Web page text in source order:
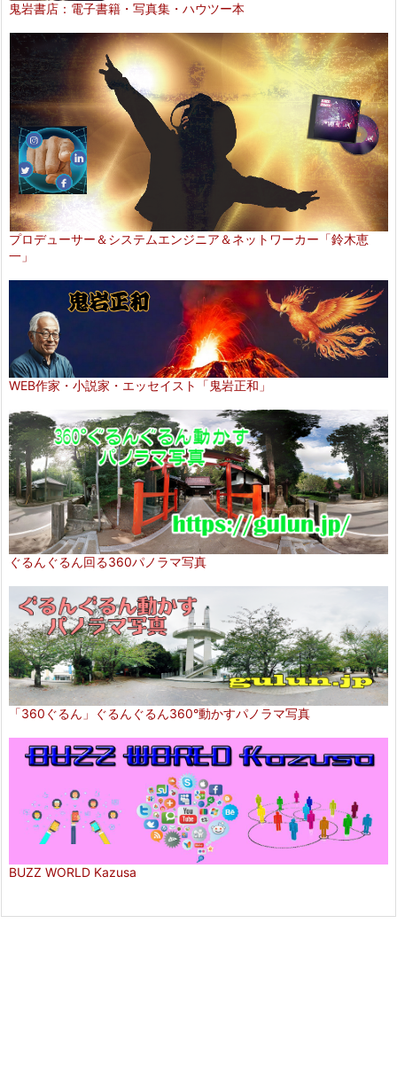
鬼岩書店：電子書籍・写真集・ハウツー本
プロデューサー＆システムエンジニア＆ネットワーカー「鈴木恵
一」
WEB作家・小説家・エッセイスト「鬼岩正和」
ぐるんぐるん回る360パノラマ写真
「360ぐるん」ぐるんぐるん360°動かすパノラマ写真
BUZZ WORLD Kazusa